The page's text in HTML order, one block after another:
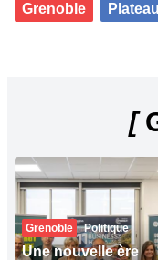
Grenoble
[
Grenoble Politique
Une nouvelle ère